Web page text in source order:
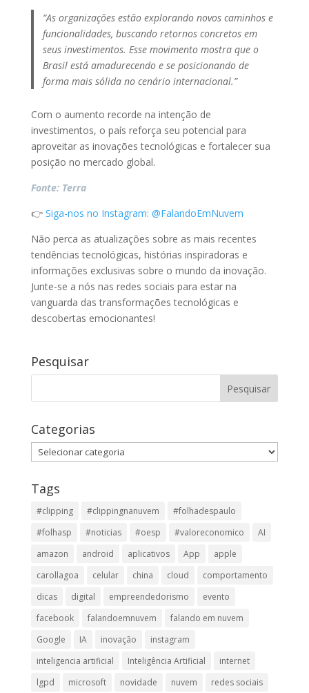
“As organizações estão explorando novos caminhos e
funcionalidades, buscando retornos concretos em
seus investimentos. Esse movimento mostra que o
Brasil está amadurecendo e se posicionando de
forma mais sólida no cenário internacional.”
Com o aumento recorde na intenção de
investimentos, o país reforça seu potencial para
aproveitar as inovações tecnológicas e fortalecer sua
posição no mercado global.
Fonte: Terra
👉 Siga-nos no Instagram: @FalandoEmNuvem
Não perca as atualizações sobre as mais recentes
tendências tecnológicas, histórias inspiradoras e
informações exclusivas sobre o mundo da inovação.
Junte-se a nós nas redes sociais para estar na
vanguarda das transformações tecnológicas e
descobertas emocionantes!
Pesquisar
Categorias
Categorias
Tags
#clipping #clippingnanuvem
#folhadespaulo
#folhasp
#noticias #oesp #valoreconomico
AI
amazon
android aplicativos App
apple
carollagoa
celular china cloud
comportamento
dicas
digital empreendedorismo
evento
facebook
falandoemnuvem
falando em nuvem
Google
IA inovação
instagram
inteligencia artificial
Inteligência Artificial
internet
lgpd
microsoft novidade nuvem redes sociais